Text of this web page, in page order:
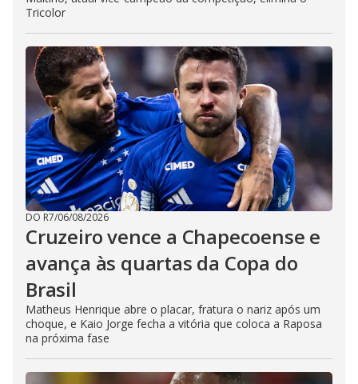
Tricolor
DO R7/06/08/2026
Cruzeiro vence a Chapecoense e
avança às quartas da Copa do
Brasil
Matheus Henrique abre o placar, fratura o nariz após um
choque, e Kaio Jorge fecha a vitória que coloca a Raposa
na próxima fase